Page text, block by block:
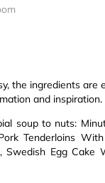
the ingredients
and inspiration.
soup to nuts:
Tenderloins
Swedish Egg